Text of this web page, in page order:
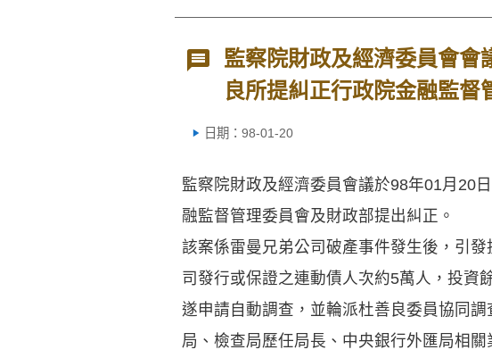
監察院財政及經濟委員會會
良所提糾正行政院金融監
日期：98-01-20
監察院財政及經濟委員會議於98年01月20
融監督管理委員會及財政部提出糾正。
該案係雷曼兄弟公司破產事件發生後，引
司發行或保證之連動債人次約5萬人，投資
遂申請自動調查，並輪派杜善良委員協同
局、檢查局歷任局長、中央銀行外匯局相